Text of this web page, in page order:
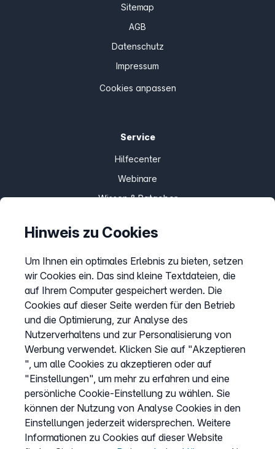
Sitemap
AGB
Datenschutz
Impressum
Cookies anpassen
Service
Hilfecenter
Webinare
Wissen & Ratgeber
Verfügbarkeit prüfen
Barriere melden
Kündigung
Kundenportal Login
Vertrag widerrufen
Easybell-App
Anleitung
Hinweis zu Cookies
Um Ihnen ein optimales Erlebnis zu bieten, setzen
wir Cookies ein. Das sind kleine Textdateien, die
auf Ihrem Computer gespeichert werden. Die
Cookies auf dieser Seite werden für den Betrieb
und die Optimierung, zur Analyse des
Nutzerverhaltens und zur Personalisierung von
Werbung verwendet. Klicken Sie auf "Akzeptieren
", um alle Cookies zu akzeptieren oder auf
"Einstellungen", um mehr zu erfahren und eine
persönliche Cookie-Einstellung zu wählen. Sie
können der Nutzung von Analyse Cookies in den
Einstellungen jederzeit widersprechen. Weitere
Informationen zu Cookies auf dieser Website